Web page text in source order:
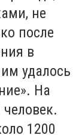
не
после
в
удалось
На
1200